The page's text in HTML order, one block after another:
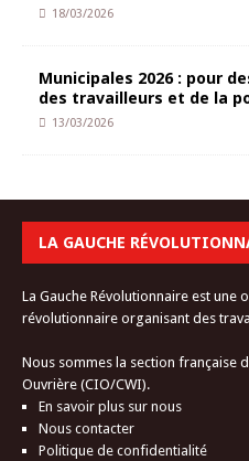
18/03/2026
Municipales 2026 : pour
des travailleurs et de la
13/03/2026
LA GAUCHE
La Gauche Révolutionnaire est une
révolutionnaire organisant des
Nous sommes la section française
Ouvrière (CIO/CWI).
En savoir plus sur nous
Nous contacter
Politique de confidentialité